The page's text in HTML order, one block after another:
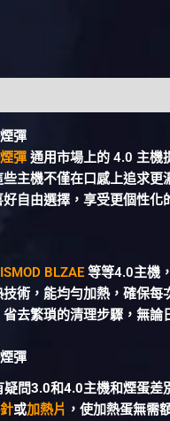
彈
彈 通用市場上的 4.0 主機
主機不僅在口感上追求
自由選擇，享受更個性
ISMOD BLZAE 等等4.0主機
術，能均勻加熱，確保
去繁瑣的清理步驟，無論
彈
問3.0和4.0主機和煙蛋差
或加熱片 ，使加熱蛋無需